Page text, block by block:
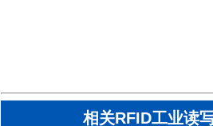
相关RFID工业读